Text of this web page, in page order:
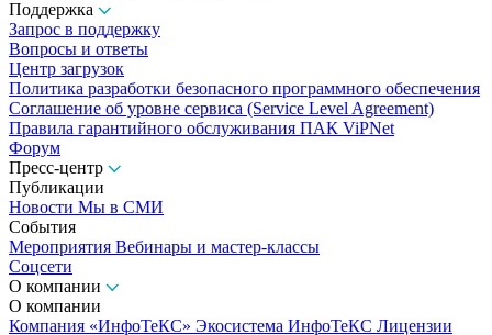
Поддержка
Запрос в поддержку
Вопросы и ответы
Центр загрузок
Политика разработки безопасного программного обеспечения
Соглашение об уровне сервиса (Service Level Agreement)
Правила гарантийного обслуживания ПАК ViPNet
Форум
Пресс-центр
Публикации
Новости Мы в СМИ
События
Мероприятия Вебинары и мастер-классы
Соцсети
О компании
О компании
Компания «ИнфоТеКС» Экосистема ИнфоТеКС Лицензии